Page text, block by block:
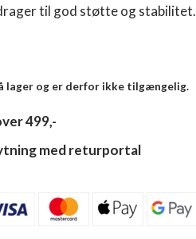
til god støtte og stabilitet.
lager og er derfor ikke tilgængelig.
499,-
med returportal